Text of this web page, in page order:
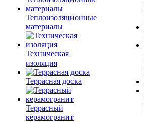
Теплоизоляционные
материалы
Техническая
изоляция
Террасная доска
Террасный
керамогранит